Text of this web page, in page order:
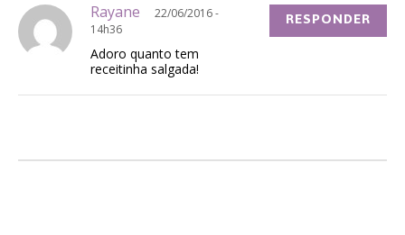
Rayane
22/06/2016 -
14h36
Adoro quanto tem
receitinha salgada!
RESPONDER